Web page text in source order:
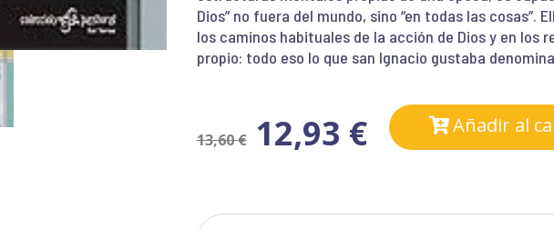
Dios” no fuera del mundo, sino “en todas las
los caminos habituales de la acción de Dios y en los
propio: todo eso lo que san Ignacio gustaba
13,60€ 12,93 € Añadir al